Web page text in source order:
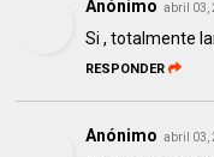
Anónimo abril 03,
Si , totalmente
RESPONDER
Anónimo abril 03,